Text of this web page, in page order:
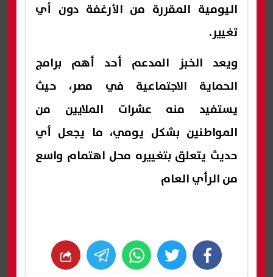
اليومية المقررة من الأرغفة دون أي
تغيير.
ويعد الخبز المدعم أحد أهم برامج
الحماية الاجتماعية في مصر، حيث
يستفيد منه عشرات الملايين من
المواطنين بشكل يومي، ما يجعل أي
حديث يتعلق بتغييره محل اهتمام واسع
من الرأي العام
facebook
twitter
whats